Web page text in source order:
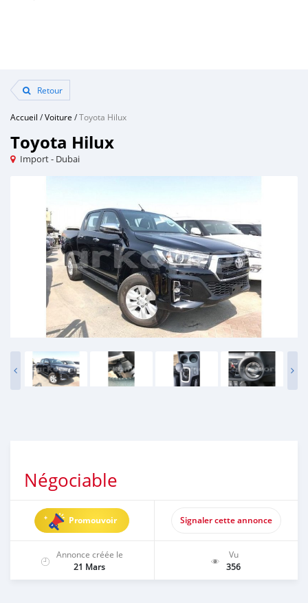
Retour
Accueil /Voiture /Toyota Hilux
Toyota Hilux
Import - Dubai
Négociable
Promouvoir Signaler cette annonce
Annonce créée le
21 Mars
Vu
356